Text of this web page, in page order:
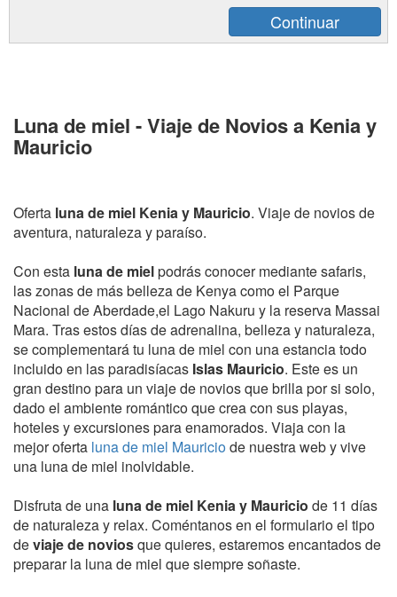
Luna de miel - Viaje de Novios a Kenia y
Mauricio
Oferta luna de miel Kenia y Mauricio. Viaje de novios de
aventura, naturaleza y paraíso.
Con esta luna de mielpodrás conocer mediante safaris,
las zonas de más belleza de Kenya como el Parque
Nacional de Aberdade,el Lago Nakuru y la reserva Massai
Mara. Tras estos días de adrenalina, belleza y naturaleza,
se complementará tu luna de miel con una estancia todo
incluido en las paradisíacas Islas Mauricio. Este es un
gran destino para un viaje de novios que brilla por si solo,
dado el ambiente romántico que crea con sus playas,
hoteles y excursiones para enamorados. Viaja con la
mejor oferta luna de miel Mauriciode nuestra web y vive
una luna de miel inolvidable.
Disfruta de una luna de miel Kenia y Mauricio de 11 días
de naturaleza y relax. Coméntanos en el formulario el tipo
deviaje de noviosque quieres, estaremos encantados de
preparar la luna de miel que siempre soñaste.